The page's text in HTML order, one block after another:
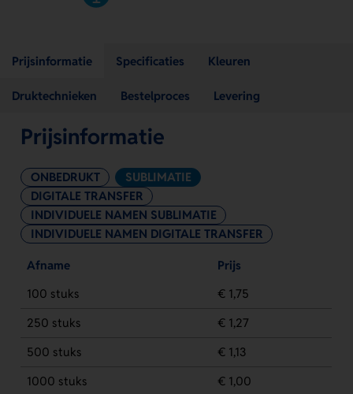
Prijsinformatie Specificaties Kleuren
Druktechnieken Bestelproces Levering
Prijsinformatie
ONBEDRUKT
SUBLIMATIE
DIGITALE TRANSFER
INDIVIDUELE NAMEN SUBLIMATIE
INDIVIDUELE NAMEN DIGITALE TRANSFER
Afname
Prijs
100 stuks
€ 1,75
250 stuks
€ 1,27
500 stuks
€ 1,13
1000 stuks
€ 1,00